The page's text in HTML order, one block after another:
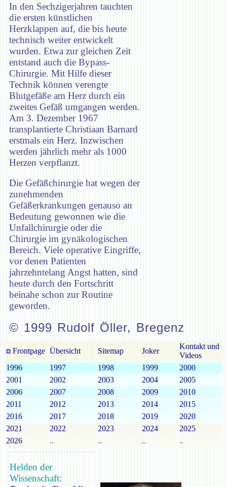
In den Sechzigerjahren tauchten
die ersten künstlichen
Herzklappen auf, die bis heute
technisch weiter entwickelt
wurden. Etwa zur gleichen Zeit
entstand auch die Bypass-
Chirurgie. Mit Hilfe dieser
Technik können verengte
Blutgefäße am Herz durch ein
zweites Gefäß umgangen werden.
Am 3. Dezember 1967
transplantierte Christiaan Barnard
erstmals ein Herz. Inzwischen
werden jährlich mehr als 1000
Herzen verpflanzt.
Die Gefäßchirurgie hat wegen der
zunehmenden
Gefäßerkrankungen genauso an
Bedeutung gewonnen wie die
Unfallchirurgie oder die
Chirurgie im gynäkologischen
Bereich. Viele operative Eingriffe,
vor denen Patienten
jahrzehntelang Angst hatten, sind
heute durch den Fortschritt
beinahe schon zur Routine
geworden.
© 1999 Rudolf Öller, Bregenz
Frontpage Übersicht Sitemap Joker
Kontakt und
Videos
1996
1997 1998 1999
2000
2001
2002 2003 2004
2005
2006
2007 2008 2009
2010
2011
2012 2013 2014
2015
2016
2017 2018 2019
2020
2021
2022 2023 2024
2025
2026
.. .. .. ..
Helden der
Wissenschaft: